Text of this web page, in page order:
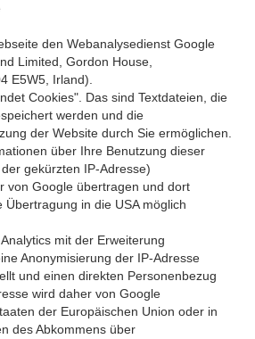
den Webanalysedienst Google
Limited, Gordon House,
E5W5, Irland).
Cookies". Das sind Textdateien, die
werden und die
der Website durch Sie ermöglichen.
über Ihre Benutzung dieser
gekürzten IP-Adresse)
von Google übertragen und dort
in die USA möglich
mit der Erweiterung
Anonymisierung der IP-Adresse
und einen direkten Personenbezug
wird daher von Google
der Europäischen Union oder in
des Abkommens über